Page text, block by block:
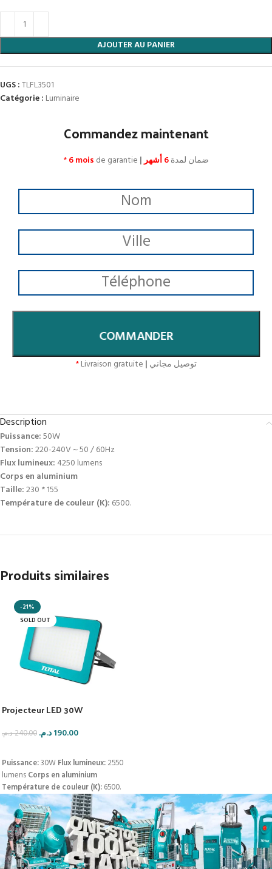
AJOUTER AU PANIER
UGS :TLFL3501
Catégorie : Luminaire
Commandez maintenant
*6 mois de garantie | ضمان لمدة6 أشهر
COMMANDER
*Livraison gratuite | توصيل مجاني
Description
Puissance:50W
Tension:220-240V ~ 50 / 60Hz
Flux lumineux: 4250 lumens
Corps en aluminium
Taille:230 * 155
Température de couleur (K): 6500.
Produits similaires
-21%
SOLD OUT
Projecteur LED 30W
240.00د.م. 190.00د.م.
Puissance:30W Flux lumineux: 2550
lumens Corps en aluminium
Température de couleur (K): 6500.